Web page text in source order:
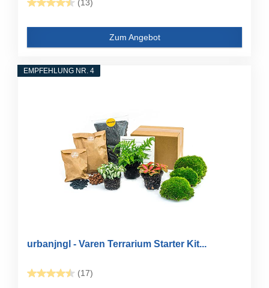
(13)
Zum Angebot
EMPFEHLUNG NR. 4
urbanjngl - Varen Terrarium Starter Kit...
(17)